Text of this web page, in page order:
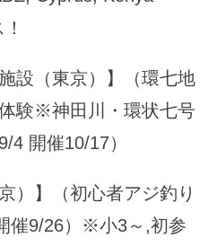
設（東京）】（環七地
験※神田川・環状七号
4 開催10/17）
）】（初心者アジ釣り
催9/26）※小3～,初参